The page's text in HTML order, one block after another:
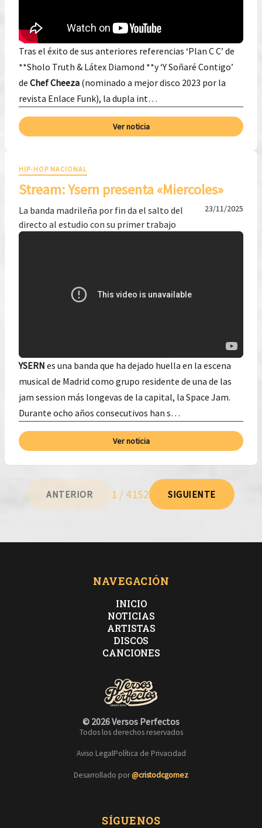
Tras el éxito de sus anteriores referencias ‘Plan C C’ de
**Sholo Truth & Látex Diamond **y ‘Y Soñaré Contigo’
de Chef Cheeza (nominado a mejor disco 2023 por la
revista Enlace Funk), la dupla int…
Ver noticia
HIP-HOP NACIONAL
Stream: Ysern presenta «Miercoles»
La banda madrileña por fin da el salto del
directo al estudio con su primer trabajo
23/11/2025
YSERN es una banda que ha dejado huella en la escena
musical de Madrid como grupo residente de una de las
jam session más longevas de la capital, la Space Jam.
Durante ocho años consecutivos han s…
Ver noticia
ANTERIOR 1 / 4152 SIGUIENTE
NAVEGACIÓN
INICIO
NOTICIAS
ARTISTAS
DISCOS
CANCIONES
© 2026 Versos Perfectos
Todos los derechos reservados
Aviso LegalPolítica de Privacidad
Desarrollado por@cristodcgomez
SÍGUENOS